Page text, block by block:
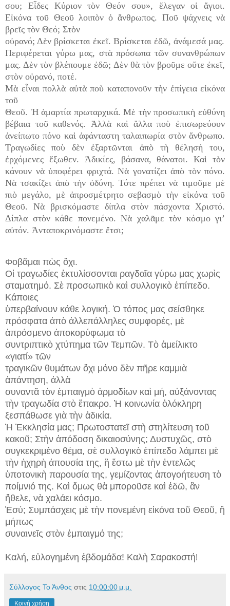
σου; Εἶδες Κύριον τὸν Θεόν σου», ἔλεγαν οἱ ἅγιοι.
Εἰκόνα τοῦ Θεοῦ λοιπὸν ὁ ἄνθρωπος. Ποῦ ψάχνεις νὰ
βρεῖς τὸν Θεό; Στὸν
οὐρανό; Δὲν βρίσκεται ἐκεῖ. Βρίσκεται ἐδῶ, ἀνάμεσά μας.
Περιφέρεται γύρω μας, στὰ πρόσωπα τῶν συνανθρώπων
μας. Δὲν τὸν βλέπουμε ἐδῶ; Δὲν θὰ τὸν βροῦμε οὔτε ἐκεῖ,
στὸν οὐρανό, ποτέ.
Μὰ εἶναι πολλὰ αὐτὰ ποὺ καταπονοῦν τὴν ἐπίγεια εἰκόνα
τοῦ
Θεοῦ. Ἡ ἁμαρτία πρωταρχικά. Μὲ τὴν προσωπικὴ εὐθύνη
βέβαια τοῦ καθενός. Ἀλλὰ καὶ ἄλλα ποὺ ἐπισωρεύουν
ἀνείπωτο πόνο καὶ ἀφάνταστη ταλαιπωρία στὸν ἄνθρωπο.
Τραγωδίες ποὺ δὲν ἐξαρτῶνται ἀπὸ τὴ θέλησή του,
ἐρχόμενες ἔξωθεν. Ἀδικίες, βάσανα, θάνατοι. Καὶ τὸν
κάνουν νὰ ὑποφέρει φριχτά. Νὰ γονατίζει ἀπὸ τὸν πόνο.
Νὰ τσακίζει ἀπὸ τὴν ὀδύνη. Τότε πρέπει νὰ τιμοῦμε μὲ
πιὸ μεγάλο, μὲ ἀπροσμέτρητο σεβασμὸ τὴν εἰκόνα τοῦ
Θεοῦ. Νὰ βρισκόμαστε δίπλα στὸν πάσχοντα Χριστό.
Δίπλα στὸν κάθε πονεμένο. Νὰ χαλᾶμε τὸν κόσμο γι’
αὐτόν. Ἀνταποκρινόμαστε ἔτσι;
Φοβᾶμαι πὼς ὄχι.
Οἱ τραγωδίες ἐκτυλίσσονται ραγδαῖα γύρω μας χωρὶς
σταματημό. Σὲ προσωπικὸ καὶ συλλογικὸ ἐπίπεδο.
Κάποιες
ὑπερβαίνουν κάθε λογική. Ὁ τόπος μας σείσθηκε
πρόσφατα ἀπὸ ἀλλεπάλληλες συμφορές, μὲ
ἀπρόσμενο ἀποκορύφωμα τὸ
συντριπτικὸ χτύπημα τῶν Τεμπῶν. Τὸ ἀμείλικτο
«γιατί» τῶν
τραγικῶν θυμάτων ὄχι μόνο δὲν πῆρε καμμιὰ
ἀπάντηση, ἀλλὰ
συναντᾶ τὸν ἐμπαιγμὸ ἁρμοδίων καὶ μή, αὐξάνοντας
τὴν τραγωδία στὸ ἔπακρο. Ἡ κοινωνία ὁλόκληρη
ξεσπάθωσε γιὰ τὴν ἀδικία.
Ἡ Ἐκκλησία μας; Πρωτοστατεῖ στὴ στηλίτευση τοῦ
κακοῦ; Στὴν ἀπόδοση δικαιοσύνης; Δυστυχῶς, στὸ
συγκεκριμένο θέμα, σὲ συλλογικὸ ἐπίπεδο λάμπει μὲ
τὴν ἠχηρὴ ἀπουσία της, ἢ ἔστω μὲ τὴν ἐντελῶς
ὑποτονικὴ παρουσία της, γεμίζοντας ἀπογοήτευση τὸ
ποίμνιό της. Καὶ ὅμως θὰ μποροῦσε καὶ ἐδῶ, ἂν
ἤθελε, νὰ χαλάει κόσμο.
Ἐσύ; Συμπάσχεις μὲ τὴν πονεμένη εἰκόνα τοῦ Θεοῦ, ἢ
μήπως
συναινεῖς στὸν ἐμπαιγμό της;
Καλή, εὐλογημένη ἑβδομάδα! Καλὴ Σαρακοστή!
Σύλλογος Το Άνθος στις 10:00:00 μ.μ.
Κοινή χρήση